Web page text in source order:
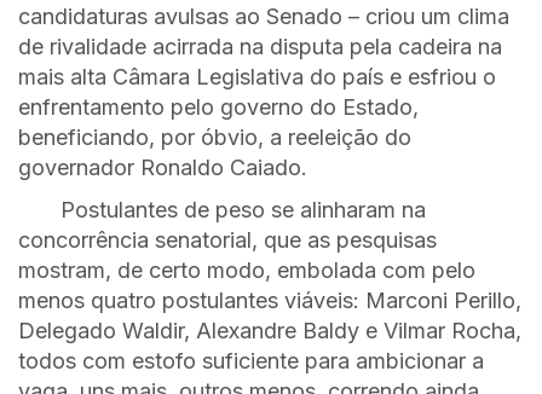
candidaturas avulsas ao Senado – criou um clima
de rivalidade acirrada na disputa pela cadeira na
mais alta Câmara Legislativa do país e esfriou o
enfrentamento pelo governo do Estado,
beneficiando, por óbvio, a reeleição do
governador Ronaldo Caiado.
Postulantes de peso se alinharam na
concorrência senatorial, que as pesquisas
mostram, de certo modo, embolada com pelo
menos quatro postulantes viáveis: Marconi Perillo,
Delegado Waldir, Alexandre Baldy e Vilmar Rocha,
todos com estofo suficiente para ambicionar a